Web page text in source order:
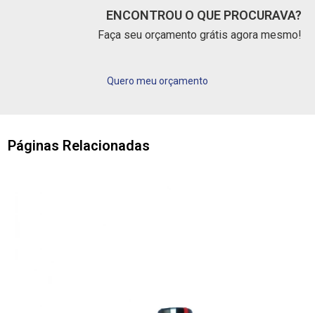
ENCONTROU O QUE PROCURAVA?
Faça seu orçamento grátis agora mesmo!
Quero meu orçamento
Páginas Relacionadas